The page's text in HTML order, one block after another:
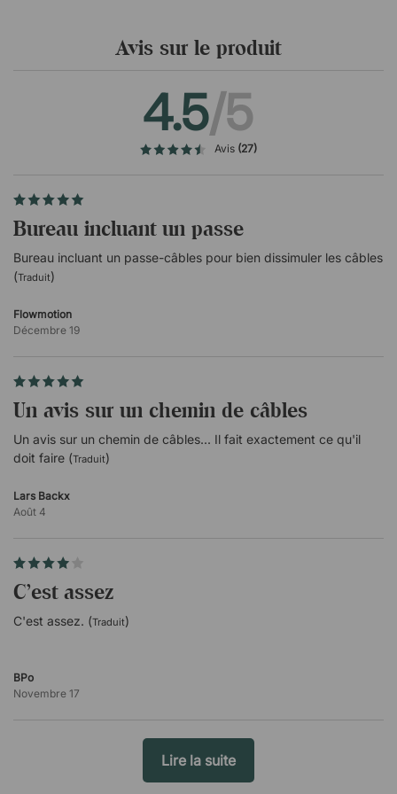
Avis sur le produit
4.5/5
Avis (27)
Bureau incluant un passe
Bureau incluant un passe-câbles pour bien dissimuler les câbles
(Traduit)
Flowmotion
Décembre 19
Un avis sur un chemin de câbles
Un avis sur un chemin de câbles... Il fait exactement ce qu'il
doit faire (Traduit)
Lars Backx
Août 4
C'est assez
C'est assez. (Traduit)
BPo
Novembre 17
Lire la suite